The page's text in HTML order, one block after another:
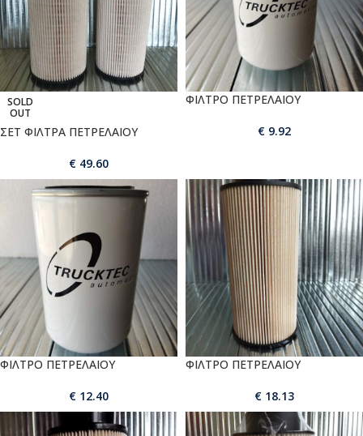
SOLD
OUT
ΣΕΤ ΦΙΛΤΡΑ ΠΕΤΡΕΛΑΙΟΥ
€ 49.60
ΦΙΛΤΡΟ ΠΕΤΡΕΛΑΙΟΥ
€ 9.92
ΦΙΛΤΡΟ ΠΕΤΡΕΛΑΙΟΥ
€ 12.40
ΦΙΛΤΡΟ ΠΕΤΡΕΛΑΙΟΥ
€ 18.13